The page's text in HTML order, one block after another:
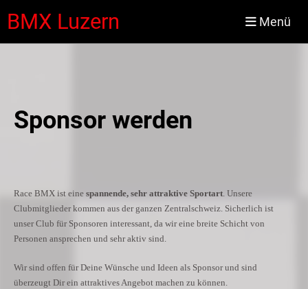
BMX Luzern Menü
Sponsor werden
Race BMX ist eine spannende, sehr attraktive Sportart. Unsere
Clubmitglieder kommen aus der ganzen Zentralschweiz. Sicherlich ist
unser Club für Sponsoren interessant, da wir eine breite Schicht von
Personen ansprechen und sehr aktiv sind.
Wir sind offen für Deine Wünsche und Ideen als Sponsor und sind
überzeugt Dir ein attraktives Angebot machen zu können.